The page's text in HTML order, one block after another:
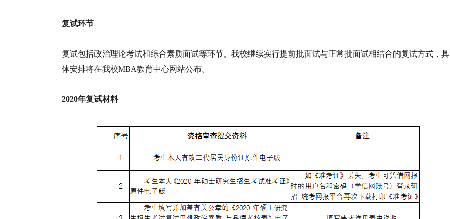
复试环节
复试包括政治理论考试和综合素质面试等环节。我校继续实行提前批面试与正常批面试相结合的复试方式，具
体安排将在我校MBA教育中心网站公布。
2020年复试材料